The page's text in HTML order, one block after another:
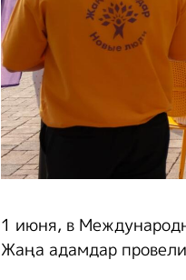
1 июня, в
Жаңа адамдар